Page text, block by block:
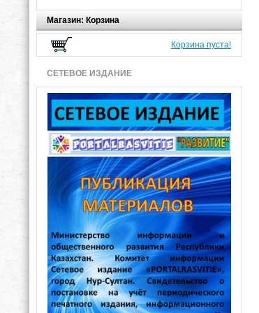
Магазин: Корзина
Корзина пуста!
СЕТЕВОЕ ИЗДАНИЕ